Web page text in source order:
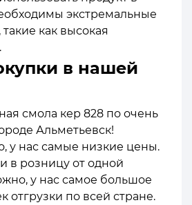
экстремальные
как высокая
в нашей
смола кер 828 по очень
Альметьевск!
у нас самые низкие цены.
в розницу от одной
у нас самое большое
отгрузки по всей стране.